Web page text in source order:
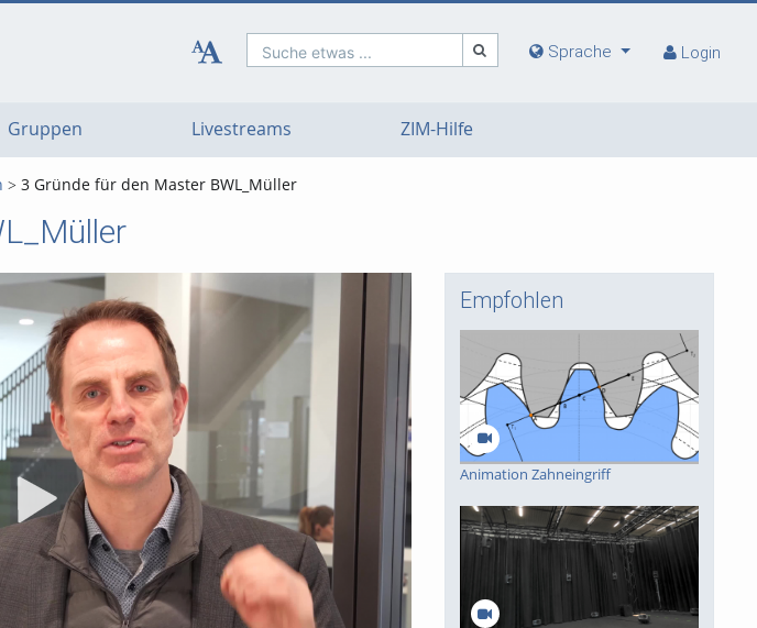
Suche etwas ... Sprache Login
Gruppen Livestreams ZIM-Hilfe
3 Gründe für den Master BWL_Müller
Video
Empfohlen
Animation Zahneingriff